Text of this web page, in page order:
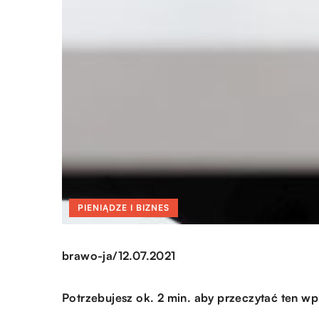
PIENIĄDZE I BIZNES
brawo-ja/12.07.2021
Potrzebujesz ok. 2 min. aby przeczytać ten